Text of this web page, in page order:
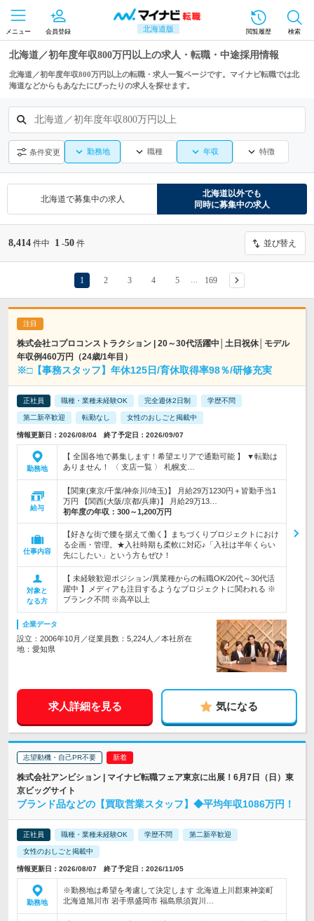
北海道版
メニュー 会員登録 閲覧履歴 検索
北海道／初年度年収800万円以上の求人・転職・中途採用情報
北海道／初年度年収800万円以上の転職・求人一覧ページです。マイナビ転職では北
海道などからもあなたにぴったりの求人を探せます。
北海道／初年度年収800万円以上
条件変更 勤務地 職種 年収 特徴
北海道で募集中の求人
北海道以外でも
同時に募集中の求人
8,414 件中 1 -50 件 並び替え
1 2 3 4 5 169
株式会社コプロコンストラクション | 20～30代活躍中│土日祝休│モデル
年収例460万円（24歳/1年目）
※□【事務スタッフ】年休125日/育休取得率98％/研修充実
正社員 職種・業種未経験OK 完全週休2日制 学歴不問
第二新卒歓迎 転勤なし 女性のおしごと掲載中
情報更新日：2026/08/04 終了予定日：2026/09/07
勤務地
【 全国各地で募集します！希望エリアで通勤可能 】 ▼転勤は
ありません！ 〈 支店一覧 〉 札幌支…
給与
【関東(東京/千葉/神奈川/埼玉)】 月給29万1230円＋皆勤手当1
万円 【関西(大阪/京都/兵庫)】 月給29万13…
初年度の年収： 300～1,200万円
仕事内容
【好きな街で腰を据えて働く】まちづくりプロジェクトにおけ
る企画・管理。★入社時期も柔軟に対応♪「入社は半年くらい
先にしたい」という方もぜひ！
対象と
なる方
【 未経験歓迎ポジション/異業種からの転職OK/20代～30代活
躍中 】メディアも注目するようなプロジェクトに関われる ※
ブランク不問 ※高卒以上
企業データ
設立：2006年10月／従業員数：5,224人／本社所在
地：愛知県
求人詳細を見る 気になる
志望動機・自己PR不要
株式会社アンビション | マイナビ転職フェア東京に出展！6月7日（日）東
京ビッグサイト
ブランド品などの【買取営業スタッフ】◆平均年収1086万円！
正社員 職種・業種未経験OK 学歴不問 第二新卒歓迎
女性のおしごと掲載中
情報更新日：2026/08/07 終了予定日：2026/11/05
勤務地
※勤務地は希望を考慮して決定します 北海道上川郡東神楽町
北海道旭川市 岩手県盛岡市 福島県須賀川…